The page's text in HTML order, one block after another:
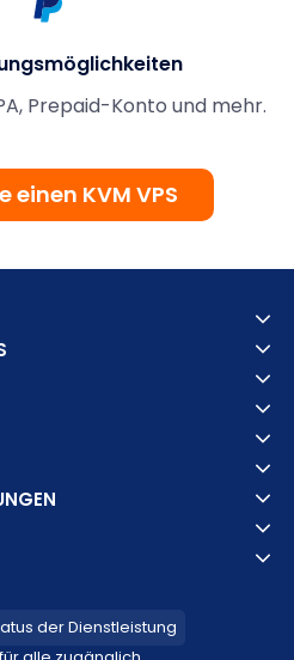
Prepaid-Konto und mehr.
einen KVM VPS
der Dienstleistung